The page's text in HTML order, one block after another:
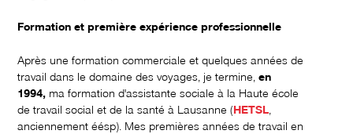
Formation et première expérience professionnelle
Après une formation commerciale et quelques années de
travail dans le domaine des voyages, je termine, en
1994, ma formation d'assistante sociale à la Haute école
de travail social et de la santé à Lausanne (HETSL
anciennement éésp). Mes premières années de travail en